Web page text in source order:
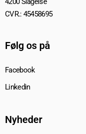
CVR.: 45458695
Følg os på
Facebook
Linkedin
Nyheder